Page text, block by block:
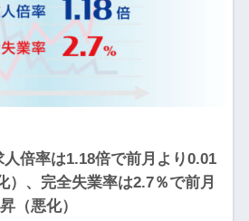
倍率は1.18倍で前月より0.01
）、完全失業率は2.7％で前月
（悪化）